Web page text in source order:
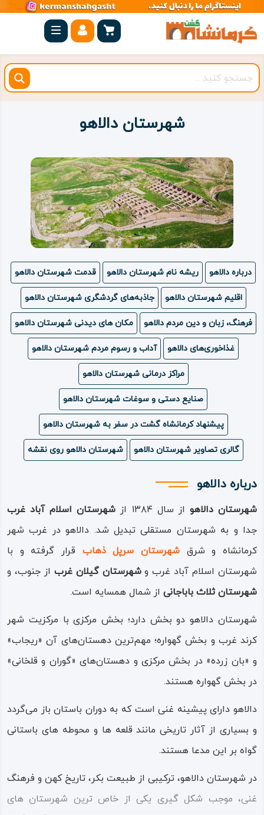
صفحه
اصلی
کرمانشاه
شهرستان
روستاهای
اقامتگاه
ویژه
ویدئو
درباره
شهرستان دالاهو
درباره دالاهو ریشه نام شهرستان دالاهو قدمت شهرستان دالاهو
اقلیم شهرستان دالاهو جاذبه‌های گردشگری شهرستان دالاهو
فرهنگ، زبان و دین مردم دالاهو مکان های دیدنی شهرستان دالاهو
غذاخوری‌های دالاهو آداب و رسوم مردم شهرستان دالاهو
مراکز درمانی شهرستان دالاهو
صنایع دستی و سوغات شهرستان دالاهو
پیشنهاد کرمانشاه گشت در سفر به شهرستان دالاهو
گالری تصاویر شهرستان دالاهو شهرستان دالاهو روی نقشه
درباره دالاهو
شهرستان دالاهو از سال ۱۳۸۴ از
شهرستان اسلام‌ آباد غرب
جدا و به شهرستان مستقلی تبدیل شد. دالاهو در غرب شهر
کرمانشاه و شرق شهرستان سرپل‌ ذهاب قرار گرفته و با
شهرستان‌ اسلام‌ آباد غرب وشهرستان گیلان‌ غرب از جنوب، و
شهرستان ثلاث‌ باباجانی از شمال همسایه است.
شهرستان دالاهو دو بخش دارد؛ بخش مرکزی با مرکزیت شهر
کرند غرب و بخش گهواره؛ مهم‌ترین دهستان‌های آن «ریجاب»
و «بان‌ زرده» در بخش مرکزی و دهستان‌های «گوران و قلخانی»
در بخش گهواره هستند.
دالاهو دارای پیشینه غنی است که به دوران باستان باز می‌گردد
و بسیاری از آثار تاریخی مانند قلعه ها و محوطه های باستانی
گواه بر این مدعا هستند.
در شهرستان دالاهو، ترکیبی از طبیعت بکر، تاریخ کهن و فرهنگ
غنی، موجب شکل گیری یکی از خاص ترین شهرستان های